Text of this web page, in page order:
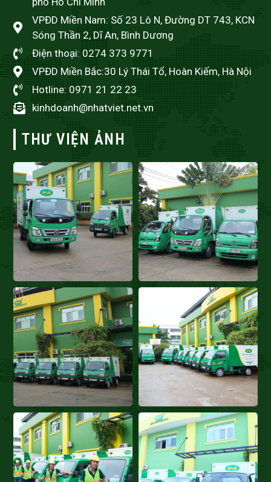
VPĐD Miền Nam: Số 23 Lô N, Đường DT 743, KCN
Sóng Thần 2, Dĩ An, Bình Dương
Điện thoại: 0274 373 9771
VPĐD Miền Bắc:30 Lý Thái Tổ, Hoàn Kiếm, Hà Nội
Hotline: 0971 21 22 23
kinhdoanh@nhatviet.net.vn
THƯ VIỆN ẢNH